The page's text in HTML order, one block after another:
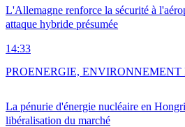
L'Allemagne renforce la sécurité à
attaque hybride présumée
14:33
La pénurie d'énergie nucléaire en
libéralisation du marché
PROENERGIE, ENVIRONNEMENT